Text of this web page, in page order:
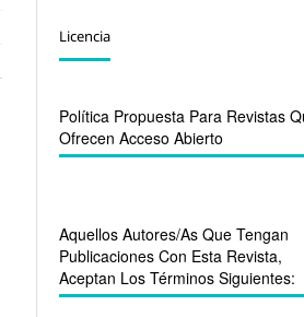
Licencia
Política Propuesta Para Revistas
Ofrecen Acceso Abierto
Aquellos Autores/as Que Tengan
Publicaciones Con Esta Revista,
Aceptan Los Términos Siguientes: